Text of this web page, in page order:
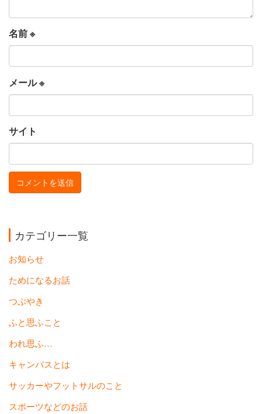
名前※
メール※
サイト
カテゴリー一覧
お知らせ
ためになるお話
つぶやき
ふと思ふこと
われ思ふ…
キャンパスとは
サッカーやフットサルのこと
スポーツなどのお話